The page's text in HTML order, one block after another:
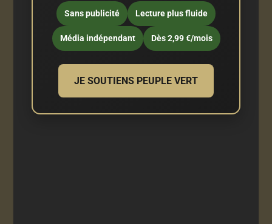
Sans publicité Lecture plus fluide
Média indépendant Dès 2,99 €/mois
JE SOUTIENS PEUPLE VERT